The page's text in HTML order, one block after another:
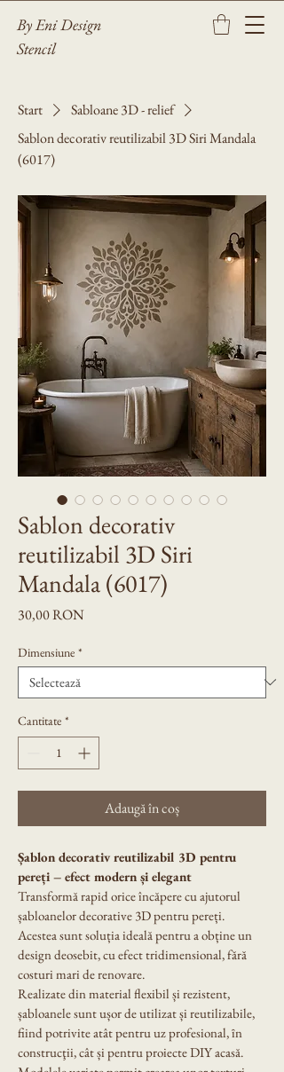
By Eni Design
Stencil
Start
Sabloane 3D - relief
Sablon decorativ reutilizabil 3D Siri Mandala
(6017)
Sablon decorativ
reutilizabil 3D Siri
Mandala (6017)
30,00 RONPreț
Dimensiune *
Cantitate *
Adaugă în coș
Șablon decorativ reutilizabil 3D pentru
pereți – efect modern și elegant
Transformă rapid orice încăpere cu ajutorul
șabloanelor decorative 3D pentru pereți.
Acestea sunt soluția ideală pentru a obține un
design deosebit, cu efect tridimensional, fără
costuri mari de renovare.
Realizate din material flexibil și rezistent,
șabloanele sunt ușor de utilizat și reutilizabile,
fiind potrivite atât pentru uz profesional, ȋn
construcţii, cât și pentru proiecte DIY acasă.